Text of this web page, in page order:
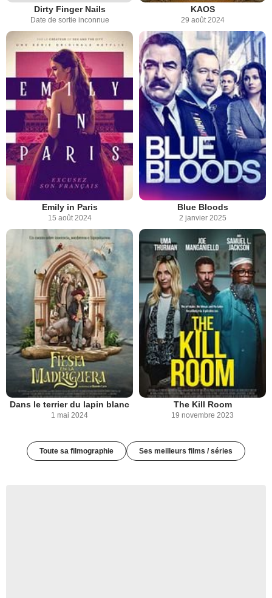
Dirty Finger Nails
Date de sortie inconnue
KAOS
29 août 2024
Emily in Paris
15 août 2024
Blue Bloods
2 janvier 2025
Dans le terrier du lapin blanc
1 mai 2024
The Kill Room
19 novembre 2023
Toute sa filmographie Ses meilleurs films / séries